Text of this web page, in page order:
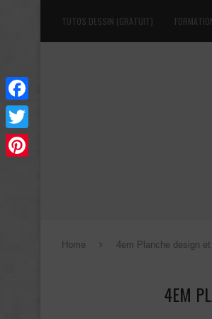
TUTOS DESSIN (GRATUIT)
Home 4em Planche design
4EM
Facebook
Twitter